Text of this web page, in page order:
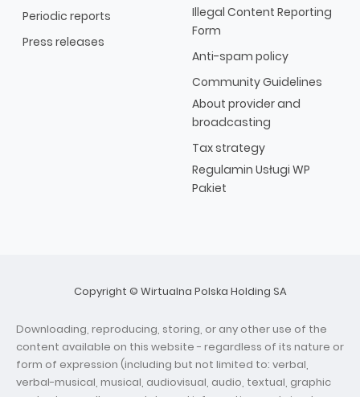
Periodic reports
Press releases
Illegal Content Reporting
Form
Anti-spam policy
Community Guidelines
About provider and
broadcasting
Tax strategy
Regulamin Usługi WP
Pakiet
Copyright © Wirtualna Polska Holding SA
Downloading, reproducing, storing, or any other use of the
content available on this website - regardless of its nature or
form of expression (including but not limited to: verbal,
verbal-musical, musical, audiovisual, audio, textual, graphic